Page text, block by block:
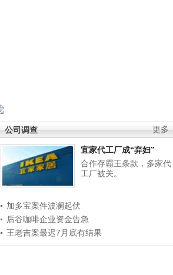
更多
公司调查
宜家代工厂成“弃妇”
合作存霸王条款，多家代
工厂被关。
加多宝案件波澜起伏
后谷咖啡企业资金告急
王老吉案最迟7月底有结果